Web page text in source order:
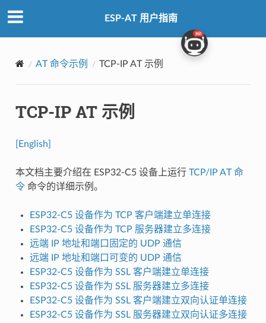
ESP-AT 用户指南
AT 命令示例 TCP-IP AT 示例
TCP-IP AT 示例
[English]
本文档主要介绍在 ESP32-C5 设备上运行 TCP/IP AT 命
令命令的详细示例。
ESP32-C5 设备作为 TCP 客户端建立单连接
ESP32-C5 设备作为 TCP 服务器建立多连接
远端 IP 地址和端口固定的 UDP 通信
远端 IP 地址和端口可变的 UDP 通信
ESP32-C5 设备作为 SSL 客户端建立单连接
ESP32-C5 设备作为 SSL 服务器建立多连接
ESP32-C5 设备作为 SSL 客户端建立双向认证单连接
ESP32-C5 设备作为 SSL 服务器建立双向认证多连接